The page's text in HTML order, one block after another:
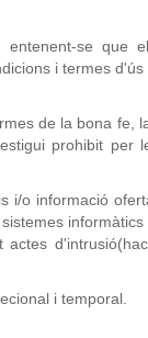
entenent-se que
i termes d'ús
de la bona fe,
prohibit per
i/o informació
informàtics
i temporal.